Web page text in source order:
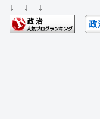
b
d
↓ ↓ ↓